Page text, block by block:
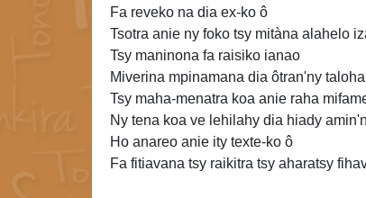
Fa reveko na dia ex-ko ô
Tsotra anie ny foko tsy mitàna alahelo
Tsy maninona fa raisiko ianao
Miverina mpinamana dia ôtran'ny
Tsy maha-menatra koa anie raha
Ny tena koa ve lehilahy dia hiady
Ho anareo anie ity texte-ko ô
Fa fitiavana tsy raikitra tsy aharatsy